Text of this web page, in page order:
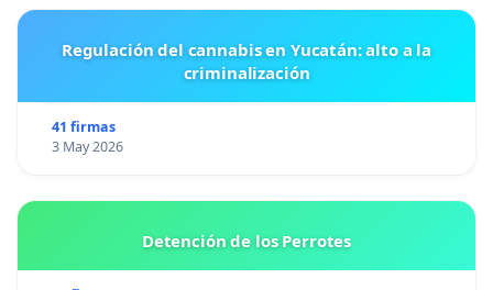
Regulación del cannabis en Yucatán: alto a la
criminalización
41 firmas
3 May 2026
Detención de los Perrotes